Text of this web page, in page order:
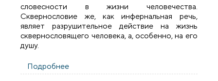
словесности в жизни человечества.
Сквернословие же, как инфернальная речь,
являет разрушительное действие на жизнь
сквернословящего человека, а, особенно, на его
душу.
Подробнее
сквернословии с подопечными ИОУТ